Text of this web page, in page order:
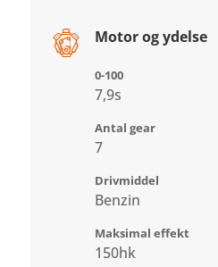
Motor og ydelse
0-100
7,9s
Antal gear
7
Drivmiddel
Benzin
Maksimal effekt
150hk